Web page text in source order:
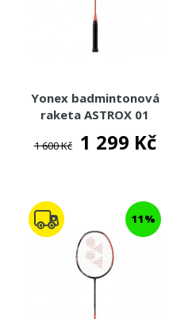
VITAMÍNY
Yonex badmintonová
raketa ASTROX 01
ABILITY - ČERVENÁ
1 600 Kč 1 299 Kč
11%